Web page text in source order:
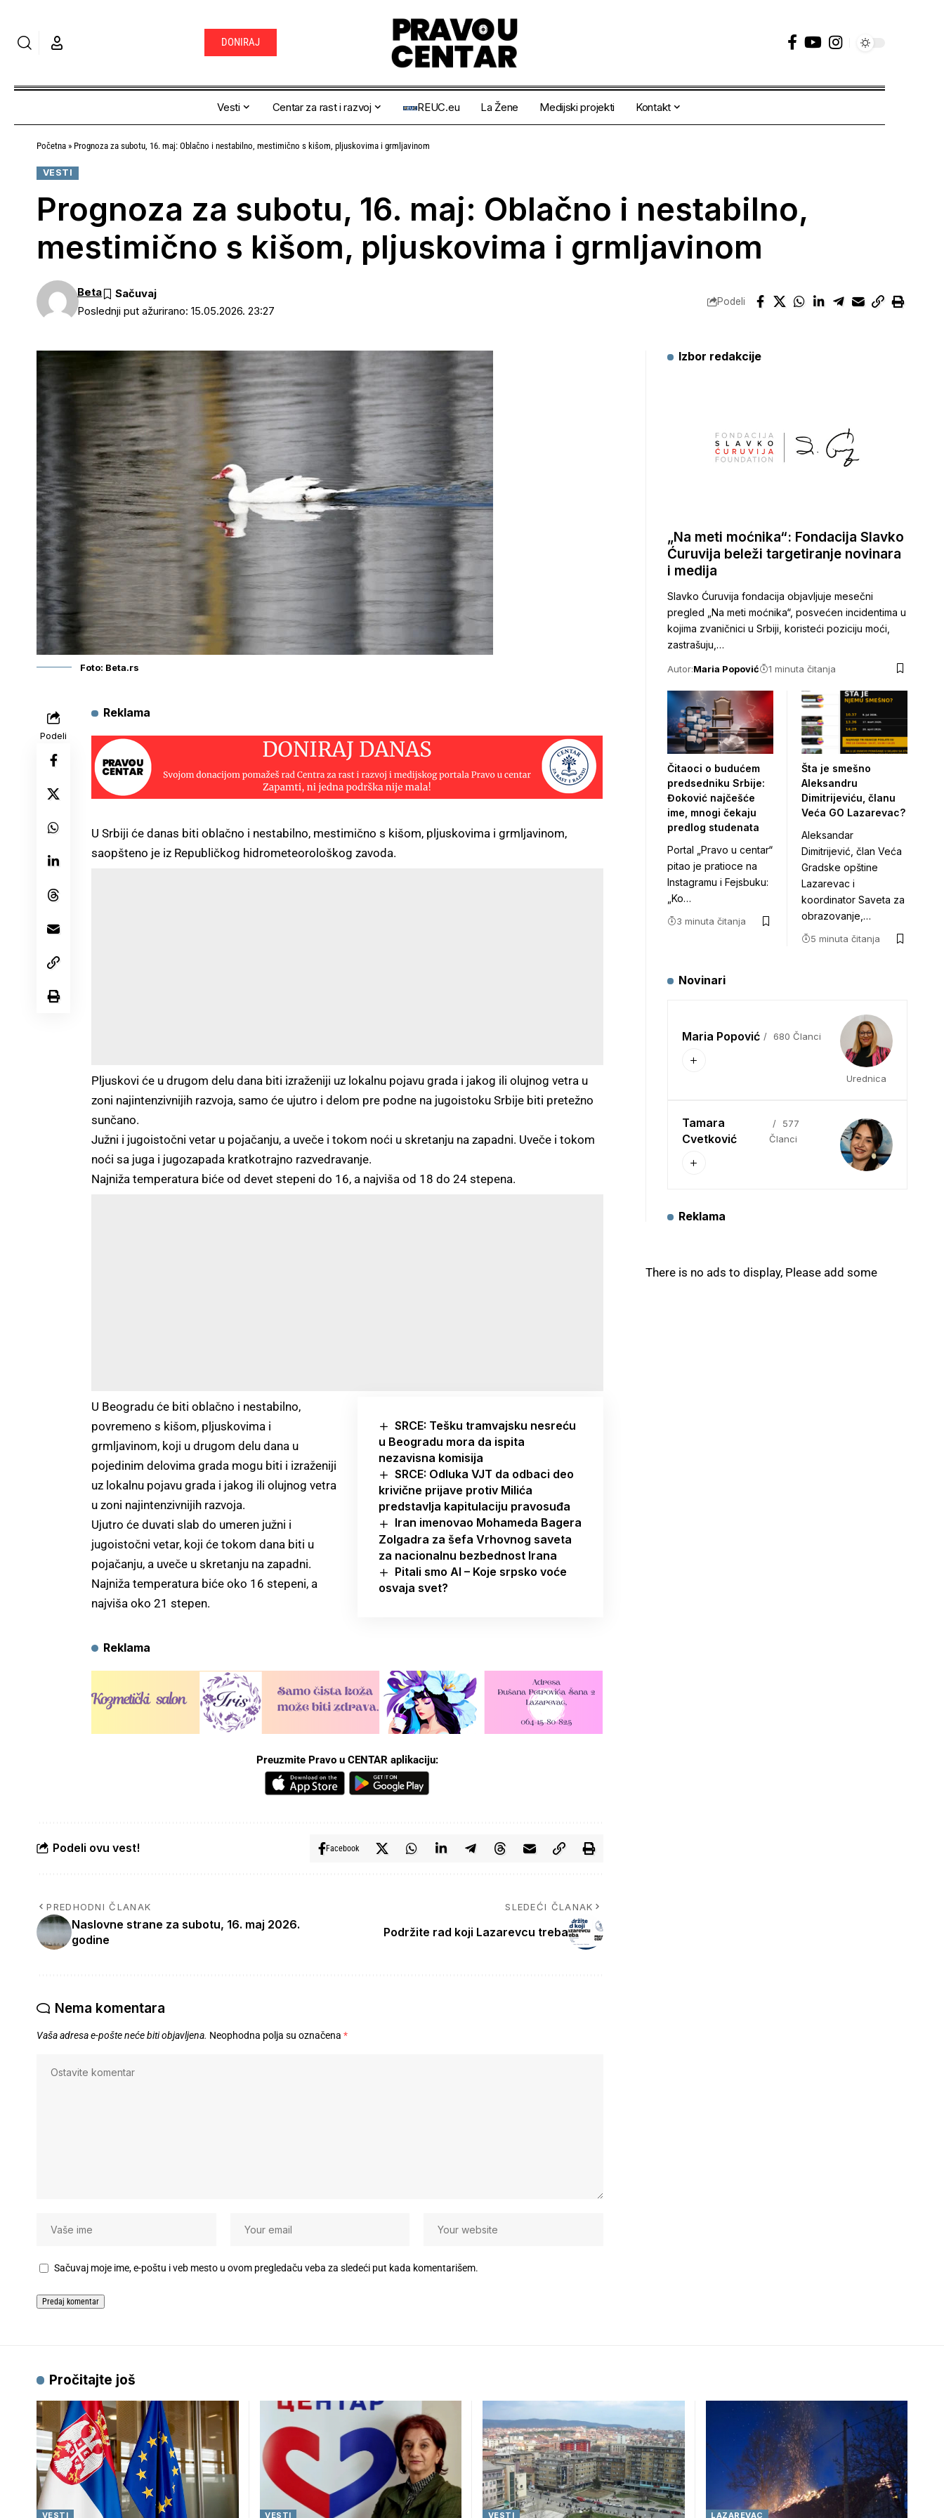
DONIRAJ
Vesti Centar za rast i razvoj REUC.eu La Žene Medijski projekti Kontakt
Početna » Prognoza za subotu, 16. maj: Oblačno i nestabilno, mestimično s kišom, pljuskovima i grmljavinom
VESTI
Prognoza za subotu, 16. maj: Oblačno i nestabilno,
mestimično s kišom, pljuskovima i grmljavinom
Poslednji put ažurirano: 15.05.2026. 23:27
Beta
Podeli
Foto: Beta.rs
Podeli
Reklama
U Srbiji će danas biti oblačno i nestabilno, mestimično s kišom, pljuskovima i grmljavinom,
saopšteno je iz Republičkog hidrometeorološkog zavoda.
Pljuskovi će u drugom delu dana biti izraženiji uz lokalnu pojavu grada i jakog ili olujnog vetra u
zoni najintenzivnijih razvoja, samo će ujutro i delom pre podne na jugoistoku Srbije biti pretežno
sunčano.
Južni i jugoistočni vetar u pojačanju, a uveče i tokom noći u skretanju na zapadni. Uveče i tokom
noći sa juga i jugozapada kratkotrajno razvedravanje.
Najniža temperatura biće od devet stepeni do 16, a najviša od 18 do 24 stepena.
SRCE: Tešku tramvajsku nesreću
u Beogradu mora da ispita
nezavisna komisija
SRCE: Odluka VJT da odbaci deo
krivične prijave protiv Milića
predstavlja kapitulaciju pravosuđa
Iran imenovao Mohameda Bagera
Zolgadra za šefa Vrhovnog saveta
za nacionalnu bezbednost Irana
Pitali smo AI – Koje srpsko voće
osvaja svet?
U Beogradu će biti oblačno i nestabilno,
povremeno s kišom, pljuskovima i
grmljavinom, koji u drugom delu dana u
pojedinim delovima grada mogu biti i izraženiji
uz lokalnu pojavu grada i jakog ili olujnog vetra
u zoni najintenzivnijih razvoja.
Ujutro će duvati slab do umeren južni i
jugoistočni vetar, koji će tokom dana biti u
pojačanju, a uveče u skretanju na zapadni.
Najniža temperatura biće oko 16 stepeni, a
najviša oko 21 stepen.
Reklama
Preuzmite Pravo u CENTAR aplikaciju:
Podeli ovu vest! Facebook
PREDHODNI ČLANAK
Naslovne strane za subotu, 16. maj 2026.
godine
SLEDEĆI ČLANAK
Podržite rad koji Lazarevcu treba
Nema komentara
Vaša adresa e-pošte neće biti objavljena. Neophodna polja su označena *
Sačuvaj moje ime, e-poštu i veb mesto u ovom pregledaču veba za sledeći put kada komentarišem.
Izbor redakcije
„Na meti moćnika“: Fondacija Slavko
Ćuruvija beleži targetiranje novinara
i medija
Slavko Ćuruvija fondacija objavljuje mesečni
pregled „Na meti moćnika“, posvećen incidentima u
kojima zvaničnici u Srbiji, koristeći poziciju moći,
zastrašuju,…
Autor:Maria Popović 1 minuta čitanja
Čitaoci o budućem
predsedniku Srbije:
Đoković najčešće
ime, mnogi čekaju
predlog studenata
Portal „Pravo u centar“
pitao je pratioce na
Instagramu i Fejsbuku:
„Ko…
3 minuta čitanja
Šta je smešno
Aleksandru
Dimitrijeviću, članu
Veća GO Lazarevac?
Aleksandar
Dimitrijević, član Veća
Gradske opštine
Lazarevac i
koordinator Saveta za
obrazovanje,…
5 minuta čitanja
Novinari
Maria Popović 680 Članci
Urednica
Tamara
Cvetković
577
Članci
Reklama
There is no ads to display, Please add some
Pročitajte još
VESTI VESTI VESTI LAZAREVAC